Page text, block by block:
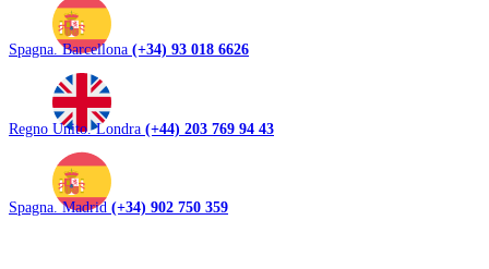
Spagna. Barcellona (+34) 93 018 6626
Regno Unito. Londra (+44) 203 769 94 43
Spagna. Madrid (+34) 902 750 359